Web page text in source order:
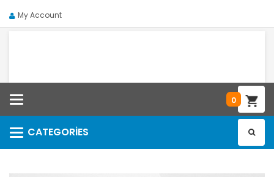
My Account
0
CATEGORIES
Categories